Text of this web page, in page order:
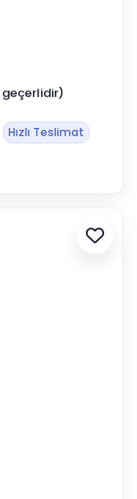
Hızlı Teslimat